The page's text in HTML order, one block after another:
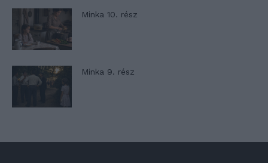
Minka 10. rész
Minka 9. rész